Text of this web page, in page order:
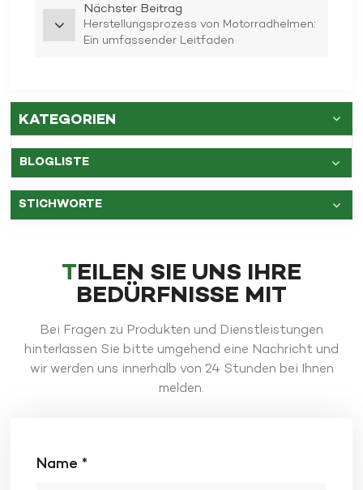
Nächster Beitrag
Herstellungsprozess von Motorradhelmen:
Ein umfassender Leitfaden
KATEGORIEN
BLOGLISTE
STICHWORTE
TEILEN SIE UNS IHRE
BEDÜRFNISSE MIT
Bei Fragen zu Produkten und Dienstleistungen
hinterlassen Sie bitte umgehend eine Nachricht und
wir werden uns innerhalb von 24 Stunden bei Ihnen
melden.
Name *